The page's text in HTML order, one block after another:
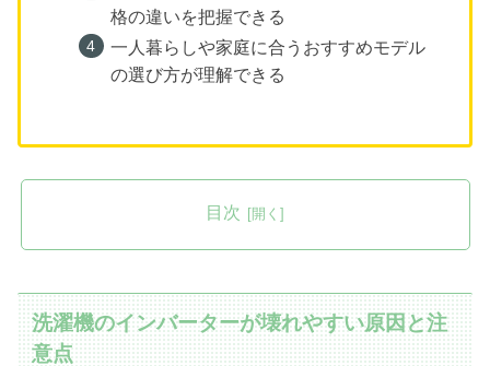
格の違いを把握できる
一人暮らしや家庭に合うおすすめモデル
の選び方が理解できる
目次
洗濯機のインバーターが壊れやすい原因と注
意点